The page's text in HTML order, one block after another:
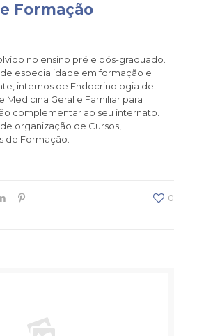
Formação
no ensino pré e pós-graduado.
especialidade em formação e
internos de Endocrinologia de
Medicina Geral e Familiar para
complementar ao seu internato.
organização de Cursos,
de Formação.
0